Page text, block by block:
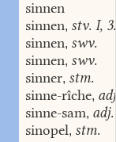
sinnen
sinnen, stv. I, 3.
sinnen, swv.
sinnen, swv.
sinner, stm.
sinne-rîche, adj.
sinne-sam, adj.
sinopel, stm.